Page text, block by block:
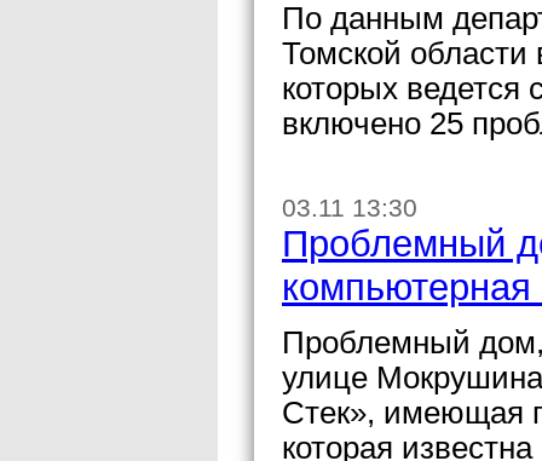
По данным
Томской области
которых ведется
включено 25
03.11 13:30
Проблемный
Проблемный
улице
Стек», имеющая
которая